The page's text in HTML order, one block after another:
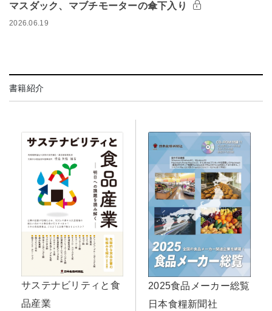
マスダック、マブチモーターの傘下入り
2026.06.19
書籍紹介
サステナビリティと食
品産業
2025食品メーカー総覧
日本食糧新聞社